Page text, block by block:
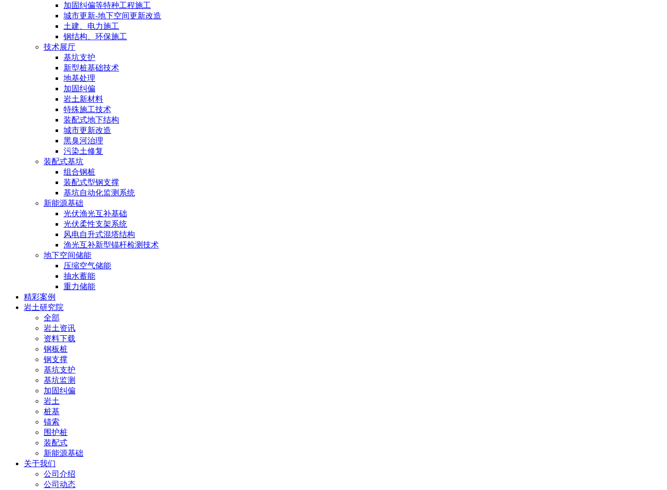
加固纠偏等特种工程施工
城市更新-地下空间更新改造
土建、电力施工
钢结构、环保施工
技术展厅
基坑支护
新型桩基础技术
地基处理
加固纠偏
岩土新材料
特殊施工技术
装配式地下结构
城市更新改造
黑臭河治理
污染土修复
装配式基坑
组合钢桩
装配式型钢支撑
基坑自动化监测系统
新能源基础
光伏渔光互补基础
光伏柔性支架系统
风电自升式混塔结构
渔光互补新型锚杆检测技术
地下空间储能
压缩空气储能
抽水蓄能
重力储能
精彩案例
岩土研究院
全部
岩土资讯
资料下载
钢板桩
钢支撑
基坑支护
基坑监测
加固纠偏
岩土
桩基
锚索
围护桩
装配式
新能源基础
关于我们
公司介绍
公司动态